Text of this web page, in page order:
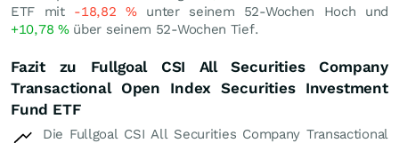
ETF mit -18,82 %unter seinem 52-Wochen Hoch und
+10,78 %über seinem 52-Wochen Tief.
Fazit zu Fullgoal CSI All Securities Company
Transactional Open Index Securities Investment
Fund ETF
Die Fullgoal CSI All Securities Company Transactional